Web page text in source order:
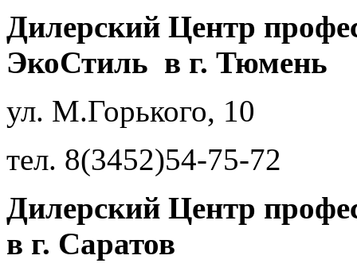
Дилерский Центр
ЭкоСтиль в г. Тюмень
ул. М.Горького, 10
тел. 8(3452)54-75-72
Дилерский Центр
в г. Саратов